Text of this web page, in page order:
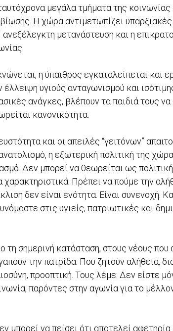
μεγάλα τμήματα της κοινωνίας
Η χώρα αντιμετωπίζει
μετανάστευση και η
η ύπαιθρος εγκαταλείπεται και
έλλειψη υγιούς ανταγωνισμού και
ανάγκες, βλέπουν τα παιδιά τους
κανονικότητα.
και οι απειλές “γειτόνων”
η εξωτερική πολιτική της
Δεν μπορεί να θεωρείται ως
Πρέπει να πούμε την
δεν είναι ενότητα. Είναι συνενοχή.
στις υγιείς, πατριωτικές και
τη σημερινή κατάσταση, στους νέους που
την πατρίδα. Που ζητούν αλήθεια,
προοπτική. Τους λέμε: Δεν είστε
παρόντες στην αγωνία για το
μπορεί να πείσει ότι αποτελεί αφετηρία